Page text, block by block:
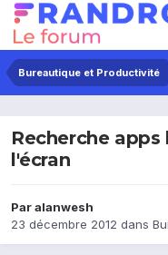
Bureautique et Productivité
Recherche
l'écran
Paralanwesh
23 décembre 2012 dans